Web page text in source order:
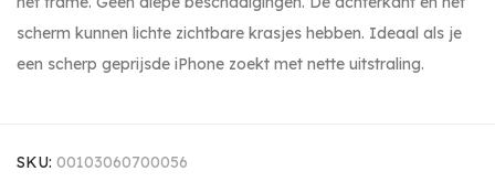
scherm kunnen lichte zichtbare krasjes hebben. Ideaal als je
een scherp geprijsde iPhone zoekt met nette uitstraling.
SKU: 00103060700056